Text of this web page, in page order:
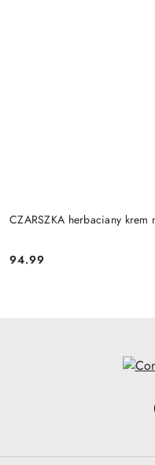
CZARSZKA herbaciany krem
Cena:
94.99